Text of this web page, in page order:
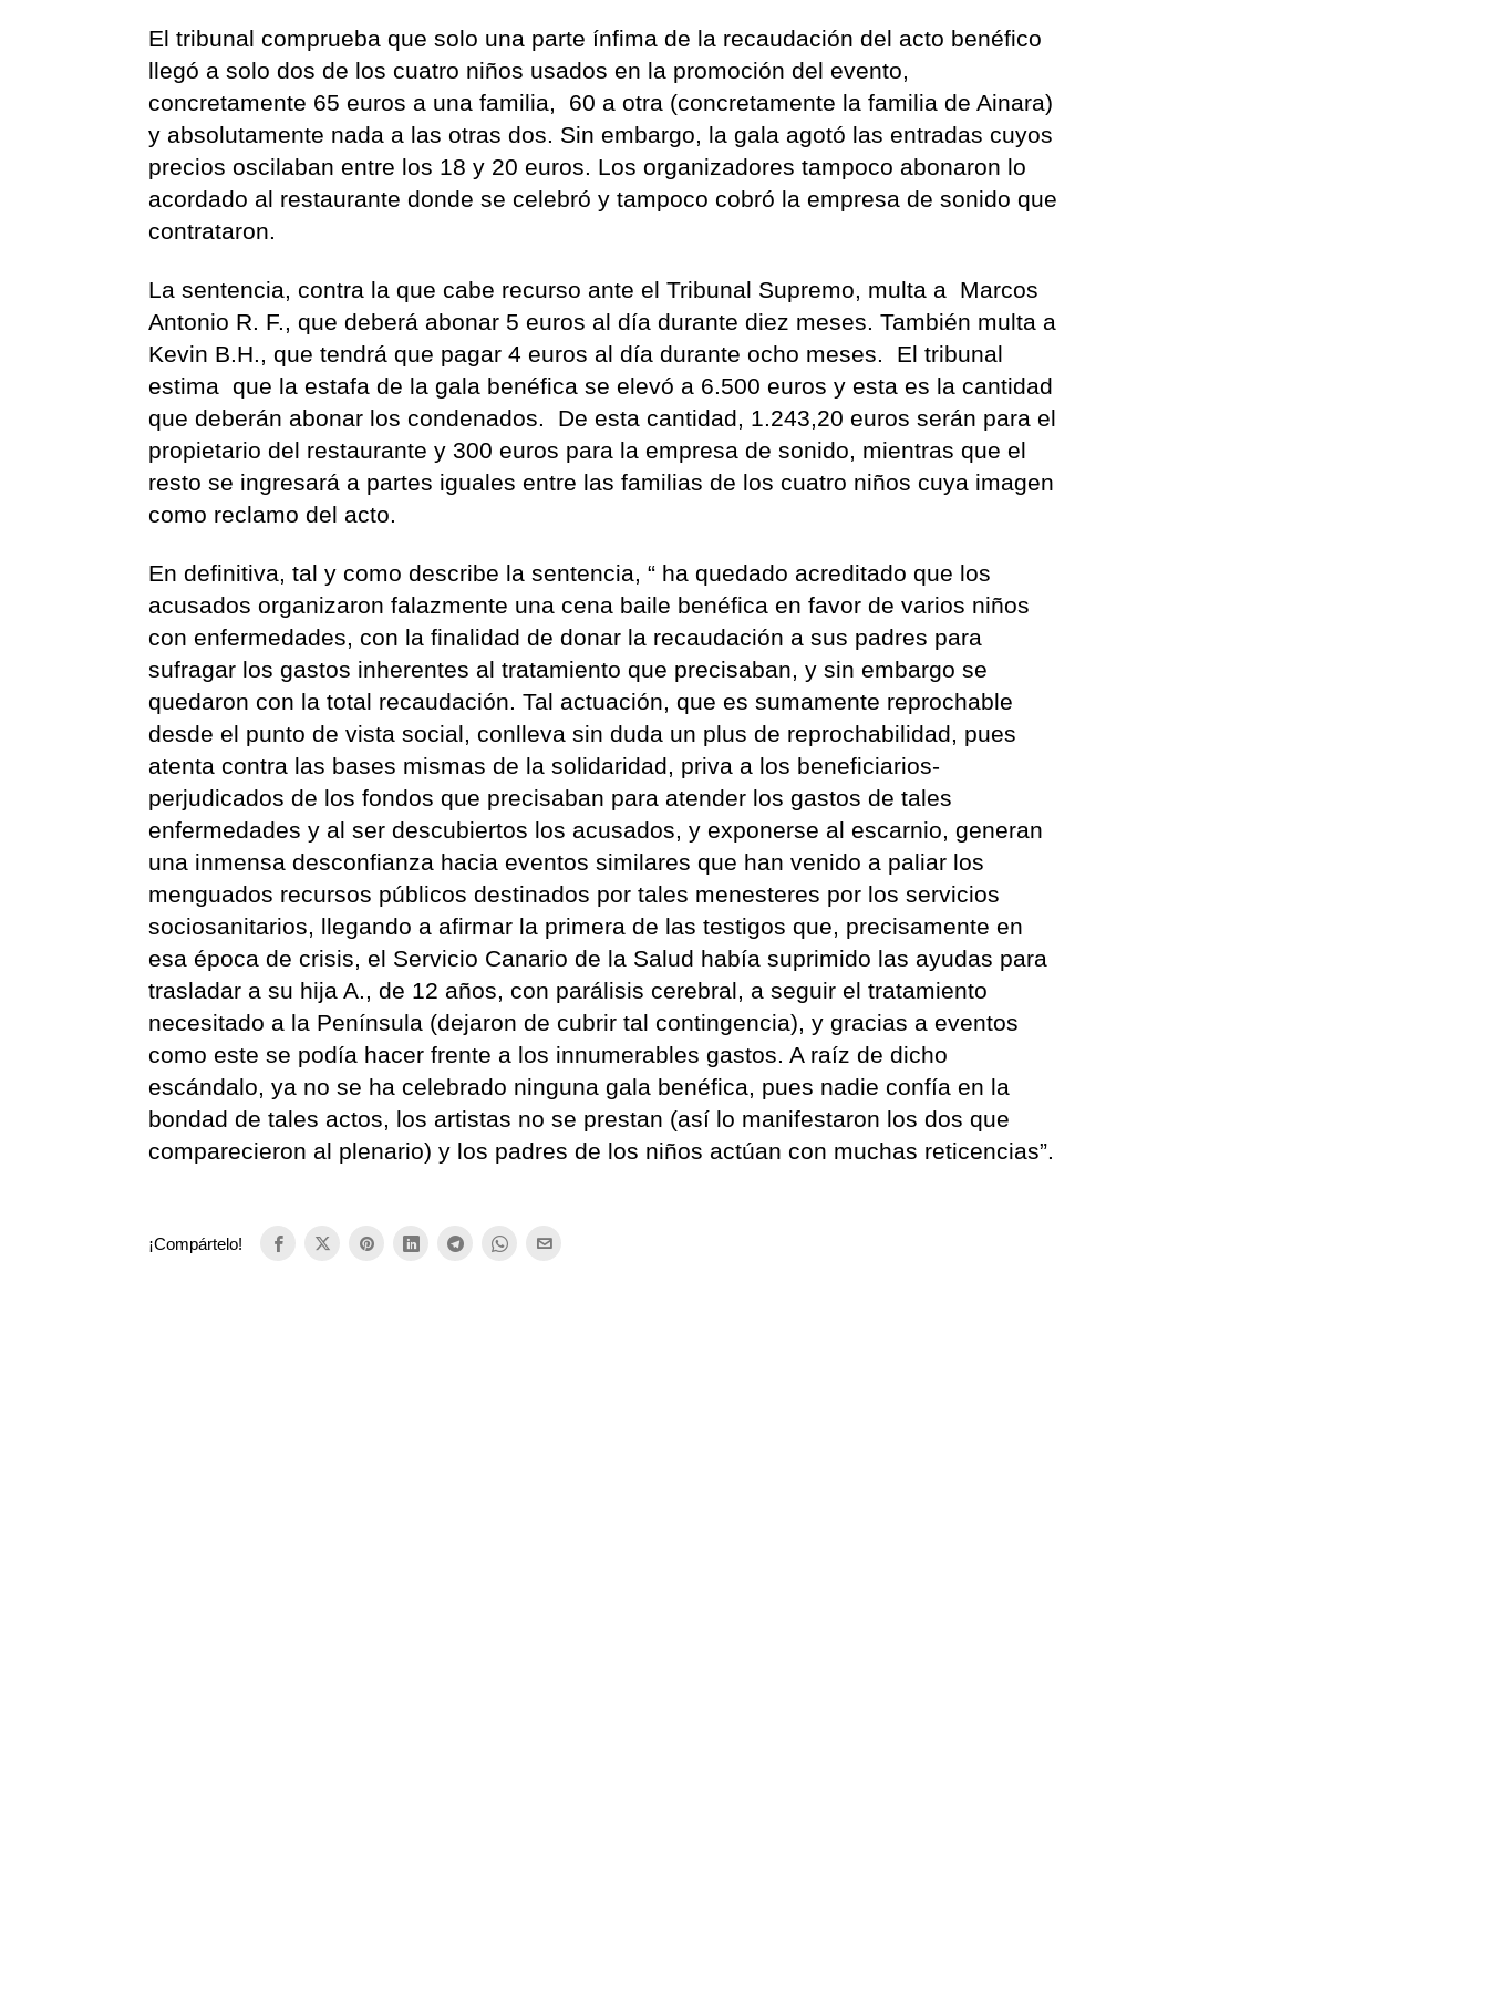
El tribunal comprueba que solo una parte ínfima de la recaudación del acto benéfico
llegó a solo dos de los cuatro niños usados en la promoción del evento,
concretamente 65 euros a una familia, 60 a otra (concretamente la familia de Ainara)
y absolutamente nada a las otras dos. Sin embargo, la gala agotó las entradas cuyos
precios oscilaban entre los 18 y 20 euros. Los organizadores tampoco abonaron lo
acordado al restaurante donde se celebró y tampoco cobró la empresa de sonido que
contrataron.
La sentencia, contra la que cabe recurso ante el Tribunal Supremo, multa a Marcos
Antonio R. F., que deberá abonar 5 euros al día durante diez meses. También multa a
Kevin B.H., que tendrá que pagar 4 euros al día durante ocho meses. El tribunal
estima que la estafa de la gala benéfica se elevó a 6.500 euros y esta es la cantidad
que deberán abonar los condenados. De esta cantidad, 1.243,20 euros serán para el
propietario del restaurante y 300 euros para la empresa de sonido, mientras que el
resto se ingresará a partes iguales entre las familias de los cuatro niños cuya imagen
como reclamo del acto.
En definitiva, tal y como describe la sentencia, “ ha quedado acreditado que los
acusados organizaron falazmente una cena baile benéfica en favor de varios niños
con enfermedades, con la finalidad de donar la recaudación a sus padres para
sufragar los gastos inherentes al tratamiento que precisaban, y sin embargo se
quedaron con la total recaudación. Tal actuación, que es sumamente reprochable
desde el punto de vista social, conlleva sin duda un plus de reprochabilidad, pues
atenta contra las bases mismas de la solidaridad, priva a los beneficiarios-
perjudicados de los fondos que precisaban para atender los gastos de tales
enfermedades y al ser descubiertos los acusados, y exponerse al escarnio, generan
una inmensa desconfianza hacia eventos similares que han venido a paliar los
menguados recursos públicos destinados por tales menesteres por los servicios
sociosanitarios, llegando a afirmar la primera de las testigos que, precisamente en
esa época de crisis, el Servicio Canario de la Salud había suprimido las ayudas para
trasladar a su hija A., de 12 años, con parálisis cerebral, a seguir el tratamiento
necesitado a la Península (dejaron de cubrir tal contingencia), y gracias a eventos
como este se podía hacer frente a los innumerables gastos. A raíz de dicho
escándalo, ya no se ha celebrado ninguna gala benéfica, pues nadie confía en la
bondad de tales actos, los artistas no se prestan (así lo manifestaron los dos que
comparecieron al plenario) y los padres de los niños actúan con muchas reticencias”.
¡Compártelo!